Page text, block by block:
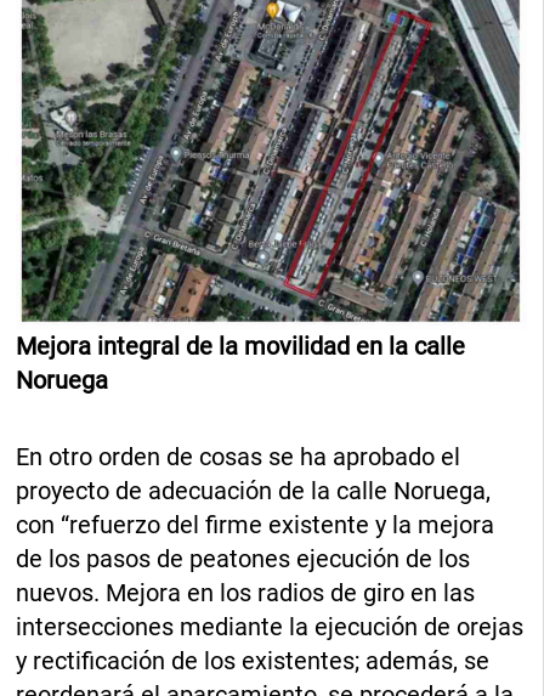
Mejora integral de la movilidad en la calle
Noruega
En otro orden de cosas se ha aprobado el
proyecto de adecuación de la calle Noruega,
con “refuerzo del firme existente y la mejora
de los pasos de peatones ejecución de los
nuevos. Mejora en los radios de giro en las
intersecciones mediante la ejecución de orejas
y rectificación de los existentes; además, se